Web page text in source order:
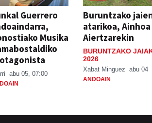
Guerrero
Musika
abu 05, 07:00
Buruntzako
atarikoa, Ainhoa
Aiertzarekin
BURUNTZAKO
2026
Xabat Minguez abu 04
ANDOAIN